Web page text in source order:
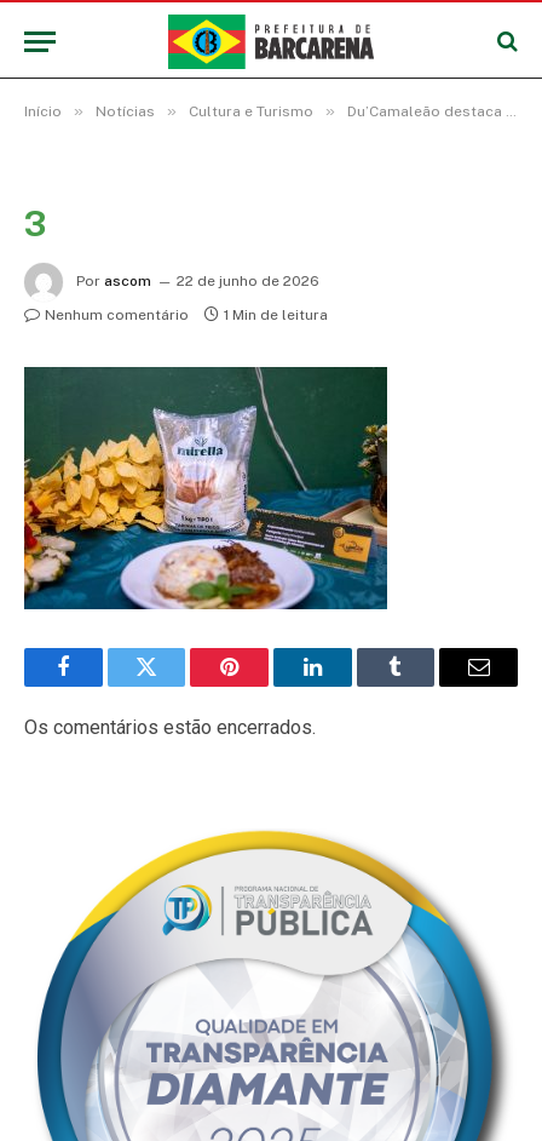
Início » Notícias » Cultura e Turismo » Du’Camaleão destaca a cultura Barcarenense com dois pratos no Concurso Gastronômico do Festival do Abacaxi
3
Por ascom
22 de junho de 2026
Nenhum comentário
1 Min de leitura
FacebookTwitter Pinterest LinkedInTumblr
E-
Os comentários estão encerrados.